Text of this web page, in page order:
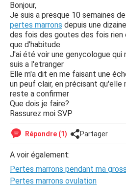
Bonjour,
Je suis a presque 10 semaines
pertes marrons depuis une
des fois des goutes des fois rien
que d'habitude
J'ai été voir une genycologue qui
suis a l'etranger
Elle m'a dit en me faisant une
un peuf clair, en précisant
reste a confirmer
Que dois je faire?
Rassurez moi SVP
Répondre (1) Partager
A voir également:
Pertes marrons pendant ma
Pertes marrons ovulation